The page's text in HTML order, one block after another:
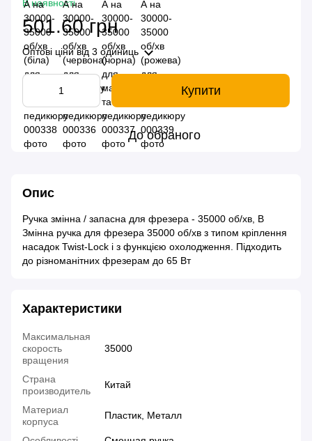
В наявності
501.60 грн
Оптові цінивід 3 одиниць
Купити
До обраного
Опис
Ручка змінна / запасна для фрезера - 35000 об/хв, В
Змінна ручка для фрезера 35000 об/хв з типом кріплення
насадок Twist-Lock і з функцією охолодження. Підходить
до різноманітних фрезерам до 65 Вт
Характеристики
Максимальная
скорость
вращения
35000
Страна
производитель
Китай
Материал
корпуса
Пластик, Металл